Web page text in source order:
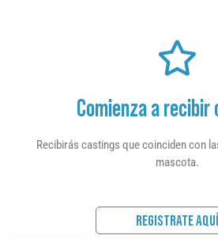
Comienza a
Recibirás castings que coinciden con
mascota.
REGISTRATE AQUÍ